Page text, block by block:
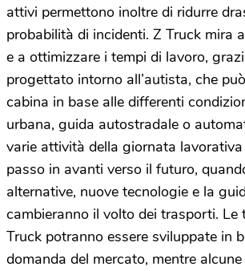
attivi permettono inoltre di ridurre
probabilità di incidenti. Z Truck mira
e a ottimizzare i tempi di lavoro,
progettato intorno all’autista, che
cabina in base alle differenti
urbana, guida autostradale o
varie attività della giornata
passo in avanti verso il futuro,
alternative, nuove tecnologie e la
cambieranno il volto dei trasporti. Le
Truck potranno essere sviluppate in
domanda del mercato, mentre